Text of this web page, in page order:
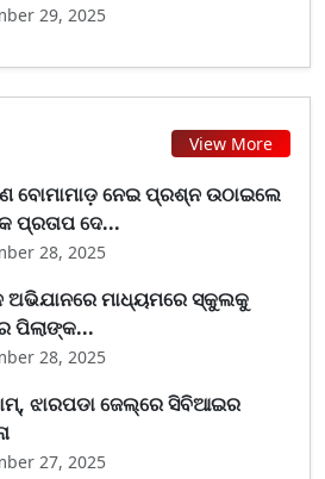
29, 2025
View More
ବୋମାମାଡ଼ ନେଇ ପ୍ରଶ୍ନ ଉଠାଇଲେ
ପ୍ରତାପ ଦେ...
28, 2025
ଅଭିଯାନରେ ମାଧ୍ୟମରେ ସ୍କୁଲକୁ
ପିଲାଙ୍କ...
28, 2025
ଝାରପଡା ଜେଲ୍‌ରେ ସିବିଆଇର
27, 2025